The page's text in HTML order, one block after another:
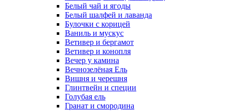
Белый чай и ягоды
Белый шалфей и лаванда
Булочки с корицей
Ваниль и мускус
Ветивер и бергамот
Ветивер и конопля
Вечер у камина
Вечнозелёная Ель
Вишня и черешня
Глинтвейн и специи
Голубая ель
Гранат и смородина